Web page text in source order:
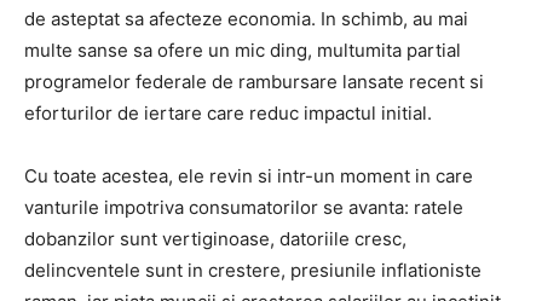
de asteptat sa afecteze economia. In schimb, au mai
multe sanse sa ofere un mic ding, multumita partial
programelor federale de rambursare lansate recent si
eforturilor de iertare care reduc impactul initial.
Cu toate acestea, ele revin si intr-un moment in care
vanturile impotriva consumatorilor se avanta: ratele
dobanzilor sunt vertiginoase, datoriile cresc,
delincventele sunt in crestere, presiunile inflationiste